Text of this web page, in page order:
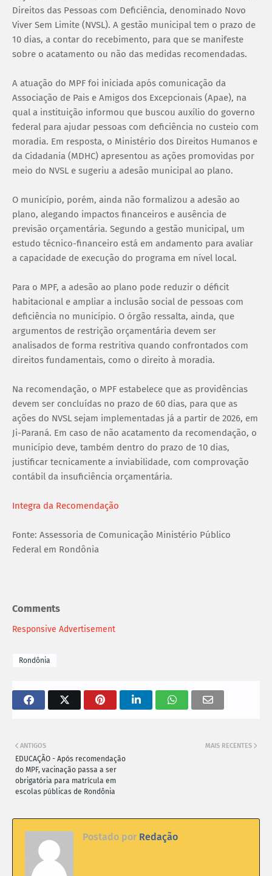
Direitos das Pessoas com Deficiência, denominado Novo
Viver Sem Limite (NVSL). A gestão municipal tem o prazo de
10 dias, a contar do recebimento, para que se manifeste
sobre o acatamento ou não das medidas recomendadas.
A atuação do MPF foi iniciada após comunicação da
Associação de Pais e Amigos dos Excepcionais (Apae), na
qual a instituição informou que buscou auxílio do governo
federal para ajudar pessoas com deficiência no custeio com
moradia. Em resposta, o Ministério dos Direitos Humanos e
da Cidadania (MDHC) apresentou as ações promovidas por
meio do NVSL e sugeriu a adesão municipal ao plano.
O município, porém, ainda não formalizou a adesão ao
plano, alegando impactos financeiros e ausência de
previsão orçamentária. Segundo a gestão municipal, um
estudo técnico-financeiro está em andamento para avaliar
a capacidade de execução do programa em nível local.
Para o MPF, a adesão ao plano pode reduzir o déficit
habitacional e ampliar a inclusão social de pessoas com
deficiência no município. O órgão ressalta, ainda, que
argumentos de restrição orçamentária devem ser
analisados de forma restritiva quando confrontados com
direitos fundamentais, como o direito à moradia.
Na recomendação, o MPF estabelece que as providências
devem ser concluídas no prazo de 60 dias, para que as
ações do NVSL sejam implementadas já a partir de 2026, em
Ji-Paraná. Em caso de não acatamento da recomendação, o
município deve, também dentro do prazo de 10 dias,
justificar tecnicamente a inviabilidade, com comprovação
contábil da insuficiência orçamentária.
Integra da Recomendação
Fonte: Assessoria de Comunicação Ministério Público
Federal em Rondônia
Comments
Responsive Advertisement
Rondônia
MAIS RECENTES
ANTIGOS
EDUCAÇÃO - Após recomendação
do MPF, vacinação passa a ser
obrigatória para matrícula em
escolas públicas de Rondônia
Postado por Redação